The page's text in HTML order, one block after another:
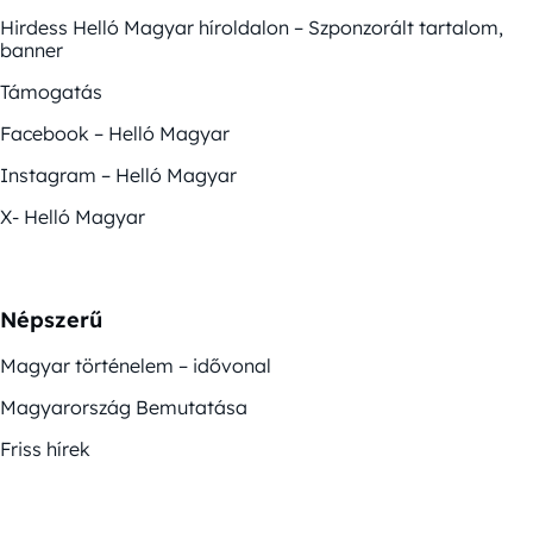
Hirdess Helló Magyar híroldalon – Szponzorált tartalom,
banner
Támogatás
Facebook – Helló Magyar
Instagram – Helló Magyar
X- Helló Magyar
Népszerű
Magyar történelem – idővonal
Magyarország Bemutatása
Friss hírek